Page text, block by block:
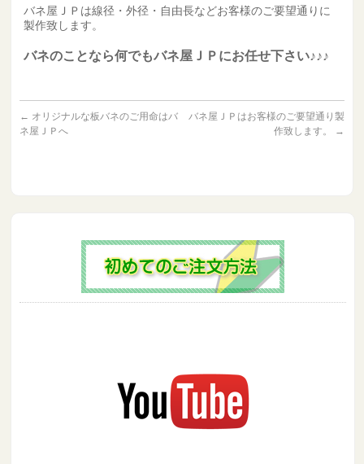
バネ屋ＪＰは線径・外径・自由長などお客様のご要望通りに
製作致します。
バネのことなら何でもバネ屋ＪＰにお任せ下さい♪♪♪
← オリジナルな板バネのご用命はバ
ネ屋ＪＰへ
バネ屋ＪＰはお客様のご要望通り製
作致します。
→